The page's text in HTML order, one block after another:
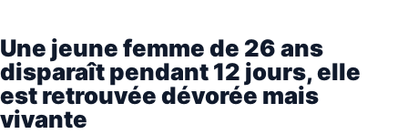
Une jeune femme de 26 ans
disparaît pendant 12 jours, elle
est retrouvée dévorée mais
vivante